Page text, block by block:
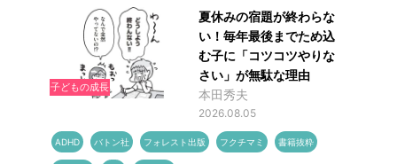
子どもの成長
夏休みの宿題が終わらな
い！毎年最後までため込
む子に「コツコツやりな
さい」が無駄な理由
本田秀夫
2026.08.05
ADHD バトン社 フォレスト出版 フクチマミ 書籍抜粋